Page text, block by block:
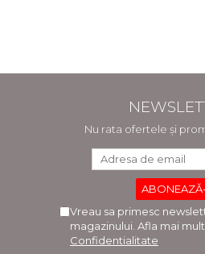
Nu rata ofertele și
Vreau sa primesc
magazinului. Afla mai
Confidentialitate